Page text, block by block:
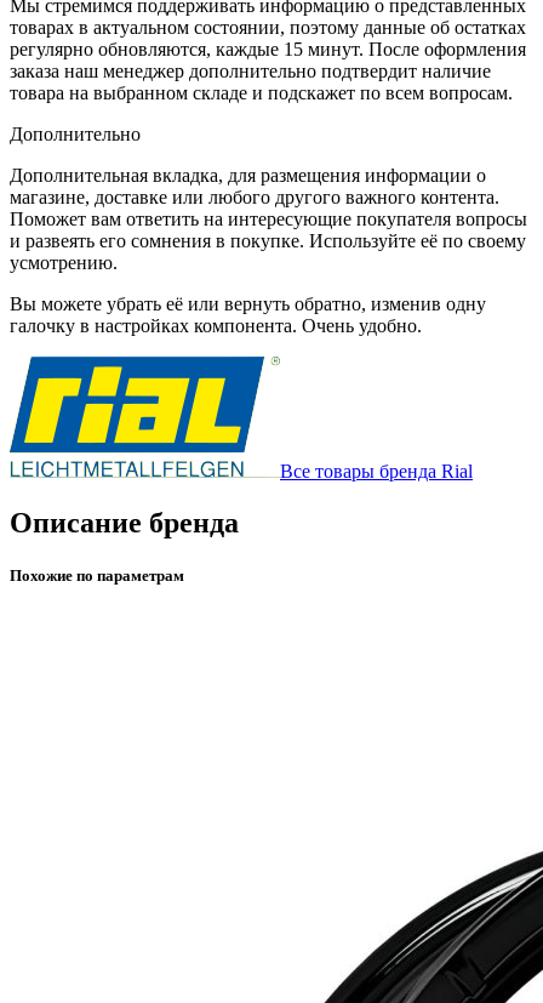
Мы стремимся поддерживать информацию о представленных
товарах в актуальном состоянии, поэтому данные об остатках
регулярно обновляются, каждые 15 минут. После оформления
заказа наш менеджер дополнительно подтвердит наличие
товара на выбранном складе и подскажет по всем вопросам.
Дополнительно
Дополнительная вкладка, для размещения информации о
магазине, доставке или любого другого важного контента.
Поможет вам ответить на интересующие покупателя вопросы
и развеять его сомнения в покупке. Используйте её по своему
усмотрению.
Вы можете убрать её или вернуть обратно, изменив одну
галочку в настройках компонента. Очень удобно.
Все товары бренда Rial
Описание бренда
Похожие по параметрам